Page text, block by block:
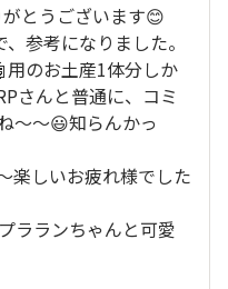
とうございます😊
参考になりました。
のお土産1体分しか
さんと普通に、コミ
～～😃知らんかっ
楽しいお疲れ様でした
ラランちゃんと可愛